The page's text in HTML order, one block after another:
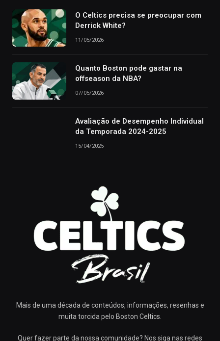
O Celtics precisa se preocupar com
Derrick White?
11/05/2026
Quanto Boston pode gastar na
offseason da NBA?
07/05/2026
Avaliação de Desempenho Individual
da Temporada 2024-2025
15/04/2025
Mais de uma década de conteúdos, informações, resenhas e
muita torcida pelo Boston Celtics.
Quer fazer parte da nossa comunidade? Nos siga nas redes